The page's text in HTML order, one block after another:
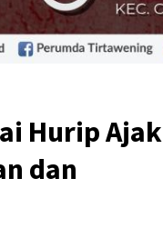
Hurip Ajak
dan